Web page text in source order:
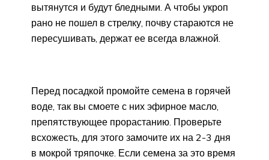
вытянутся и будут бледными. А чтобы укроп
рано не пошел в стрелку, почву стараются не
пересушивать, держат ее всегда влажной.
Перед посадкой промойте семена в горячей
воде, так вы смоете с них эфирное масло,
препятствующее прорастанию. Проверьте
всхожесть, для этого замочите их на 2-3 дня
в мокрой тряпочке. Если семена за это время